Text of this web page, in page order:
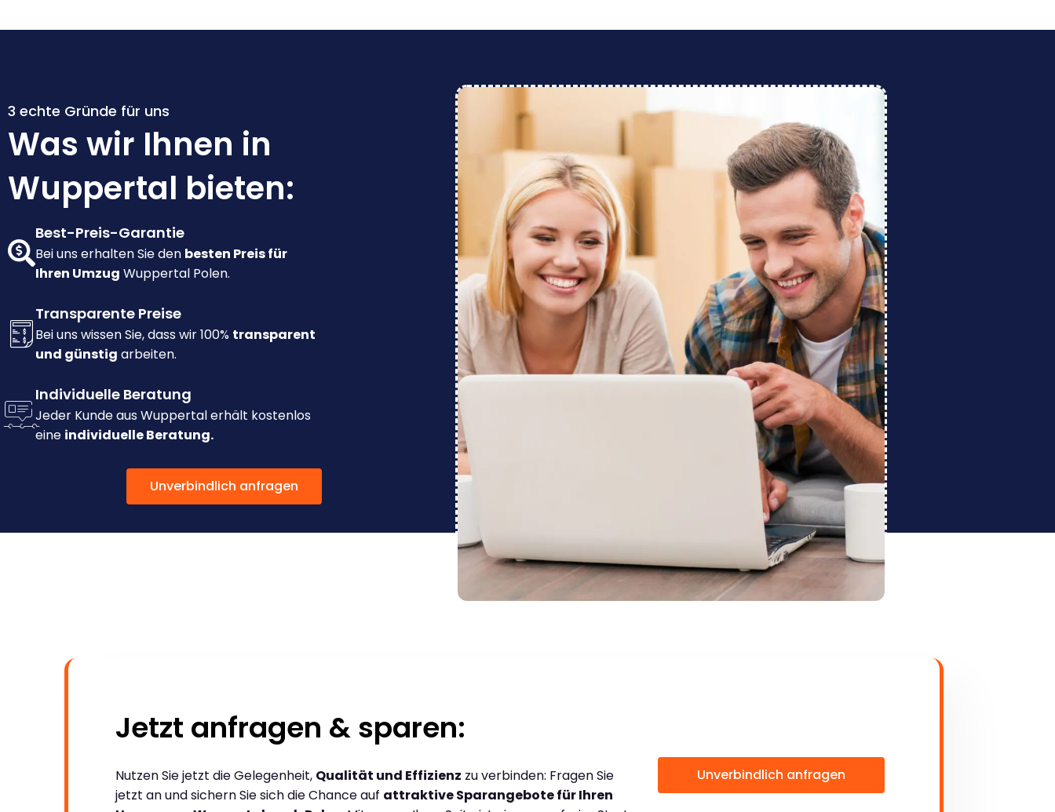
3 echte Gründe für uns
Was wir Ihnen in
Wuppertal bieten:
Best-Preis-Garantie
Bei uns erhalten Sie den besten Preis für
Ihren Umzug Wuppertal Polen.
Transparente Preise
Bei uns wissen Sie, dass wir 100% transparent
und günstig arbeiten.
Individuelle Beratung
Jeder Kunde aus Wuppertal erhält kostenlos
eine individuelle Beratung.
Unverbindlich anfragen
Jetzt anfragen & sparen:
Nutzen Sie jetzt die Gelegenheit, Qualität und Effizienz zu verbinden: Fragen Sie
jetzt an und sichern Sie sich die Chance auf attraktive Sparangebote für Ihren
Unverbindlich anfragen